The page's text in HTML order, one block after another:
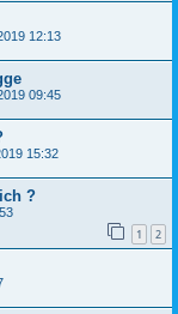
12:13
09:45
15:32
?
1 2